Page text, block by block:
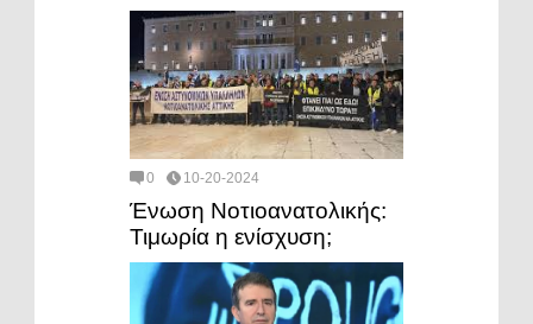
0 10-20-2024
Ένωση Νοτιοανατολικής:
Τιμωρία η ενίσχυση;